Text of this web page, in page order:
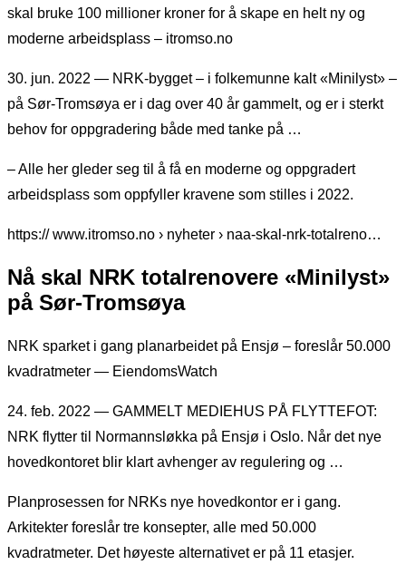
skal bruke 100 millioner kroner for å skape en helt ny og
moderne arbeidsplass – itromso.no
30. jun. 2022 — NRK-bygget – i folkemunne kalt «Minilyst» –
på Sør-Tromsøya er i dag over 40 år gammelt, og er i sterkt
behov for oppgradering både med tanke på …
– Alle her gleder seg til å få en moderne og oppgradert
arbeidsplass som oppfyller kravene som stilles i 2022.
https:// www.itromso.no › nyheter › naa-skal-nrk-totalreno…
Nå skal NRK totalrenovere «Minilyst»
på Sør-Tromsøya
NRK sparket i gang planarbeidet på Ensjø – foreslår 50.000
kvadratmeter — EiendomsWatch
24. feb. 2022 — GAMMELT MEDIEHUS PÅ FLYTTEFOT:
NRK flytter til Normannsløkka på Ensjø i Oslo. Når det nye
hovedkontoret blir klart avhenger av regulering og …
Planprosessen for NRKs nye hovedkontor er i gang.
Arkitekter foreslår tre konsepter, alle med 50.000
kvadratmeter. Det høyeste alternativet er på 11 etasjer.